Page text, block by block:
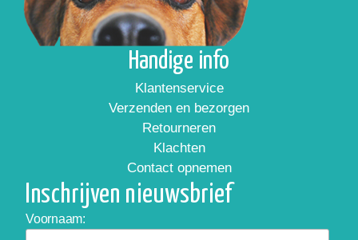
Handige info
Klantenservice
Verzenden en bezorgen
Retourneren
Klachten
Contact opnemen
Inschrijven nieuwsbrief
Voornaam: